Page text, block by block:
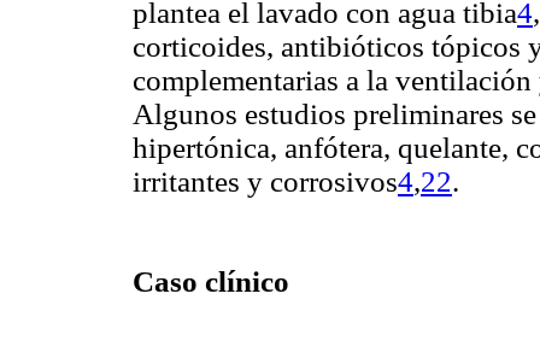
plantea el lavado con agua tibia4,
corticoides, antibióticos tópicos
complementarias a la
Algunos estudios preliminares
hipertónica, anfótera, quelante,
irritantes y corrosivos4,22.
Caso clínico